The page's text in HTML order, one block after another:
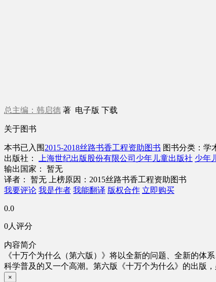
总主编：韩启德 著 电子版 下载
关于图书
本书已入围 2015-2018丝路书香工程资助图书 图书分类：学
出版社：
上海世纪出版股份有限公司少年儿童出版社 少年
输出国家： 暂无
译者： 暂无
上榜原因：2015丝路书香工程资助图书
我要评论 我是作者 我能翻译 版权合作 立即购买
0.0
0人评分
内容简介
《十万个为什么（第六版）》将以全新的问题、全新的体
科学普及的又一个高潮。第六版《十万个为什么》的出版
×